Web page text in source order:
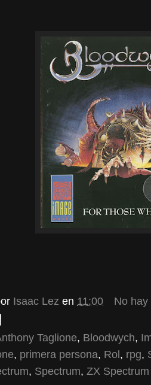
Isaac Lez en 11:00 No
Taglione, Bloodwych,
, primera persona, Rol, rpg,
, Spectrum, ZX Spectrum